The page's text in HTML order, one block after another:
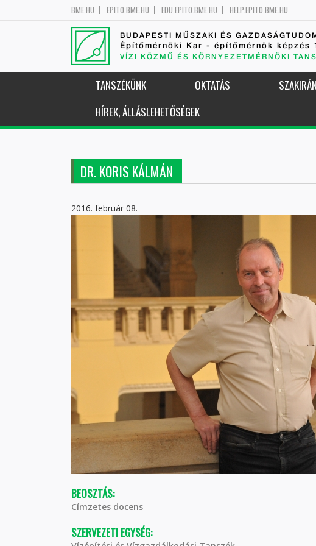
BME.HU EPITO.BME.HU EDU.EPITO.BME.HU HELP.EPITO.BME.HU
BUDAPESTI MŰSZAKI ÉS
Építőmérnöki Kar - építőmérnök képzés
VÍZI KÖZMŰ ÉS KÖRNYEZETMÉRNÖKI
TANSZÉKÜNK OKTATÁS
HÍREK, ÁLLÁSLEHETŐSÉGEK
DR. KORIS KÁLMÁN
2016. február 08.
BEOSZTÁS:
Címzetes docens
SZERVEZETI EGYSÉG: